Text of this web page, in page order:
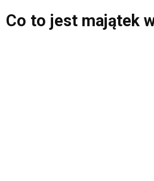
Co to jest majątek